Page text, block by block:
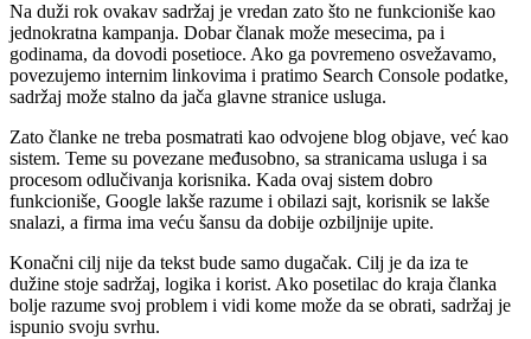
Na duži rok ovakav sadržaj je vredan zato što ne funkcioniše kao
jednokratna kampanja. Dobar članak može mesecima, pa i
godinama, da dovodi posetioce. Ako ga povremeno osvežavamo,
povezujemo internim linkovima i pratimo Search Console podatke,
sadržaj može stalno da jača glavne stranice usluga.
Zato članke ne treba posmatrati kao odvojene blog objave, već kao
sistem. Teme su povezane međusobno, sa stranicama usluga i sa
procesom odlučivanja korisnika. Kada ovaj sistem dobro
funkcioniše, Google lakše razume i obilazi sajt, korisnik se lakše
snalazi, a firma ima veću šansu da dobije ozbiljnije upite.
Konačni cilj nije da tekst bude samo dugačak. Cilj je da iza te
dužine stoje sadržaj, logika i korist. Ako posetilac do kraja članka
bolje razume svoj problem i vidi kome može da se obrati, sadržaj je
ispunio svoju svrhu.